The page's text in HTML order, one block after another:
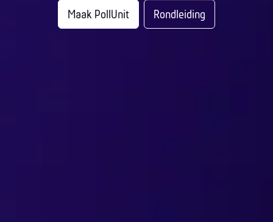
Maak PollUnit Rondleiding